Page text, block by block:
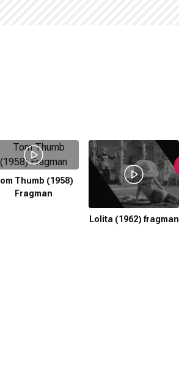
Thumb (1958)
Fragman
Lolita (1962) fragman